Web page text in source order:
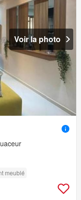
Voir la photo
meublé